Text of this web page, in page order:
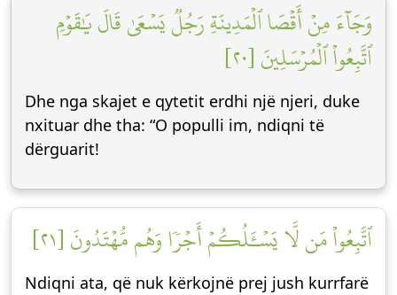
وَجَآءَ مِنۡ أَقۡصَا ٱلۡمَدِينَةِ رَجُلٞ يَسۡعَىٰ قَالَ يَٰقَوۡمِ
ٱتَّبِعُواْ ٱلۡمُرۡسَلِينَ [٢٠]
Dhe nga skajet e qytetit erdhi një njeri, duke
nxituar dhe tha: “O populli im, ndiqni të
dërguarit!
ٱتَّبِعُواْ مَن لَّا يَسۡـَٔلُكُمۡ أَجۡرٗا وَهُم مُّهۡتَدُونَ [٢١]
Ndiqni ata, që nuk kërkojnë prej jush kurrfarë